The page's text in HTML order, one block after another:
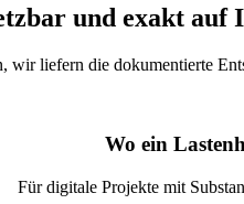
und exakt auf
liefern die dokumentierte
Wo ein
Für digitale Projekte mit